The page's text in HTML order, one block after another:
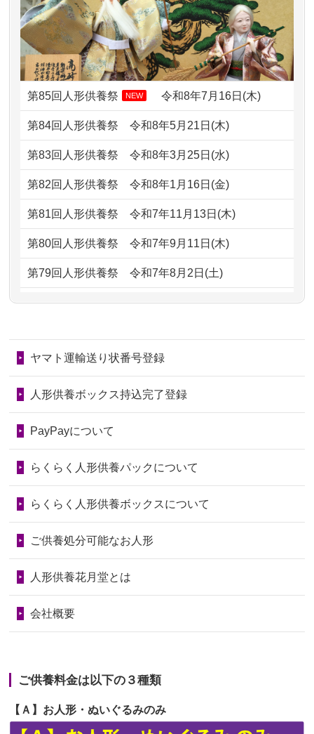
2026/07/08誰も住んでいない実家の片付けを始め
ました。 ...
2026/07/069年間自由が丘店を見守ってくれてあり
がとう。
2026/07/05しっかりとお人形たちの供養をしてい
ただけると...
2026/06/30 長年大事にしてきた雛人形です、供養
していただ...
2026/06/29ガラスケースのまま引き取ってくださ
子どもの頃、妹と一緒にお雛様を出し
ました。お...
ので、お願...
2026/06/28以前和人形やぬいぐるみを供養いただ
いたことが...
の回りの物...
2026/06/28人形たちに これまで本当にありがとう
2026/06/24今は亡き両親が孫（私の子供）の初節
句に贈って...
2026/06/23ありがとうね
の祖父母か...
2026/06/20
雛人形をお道具も含め一式で引き取っ
てくださる...
2024/01/13お雛様のセットを供養・処分したいの
ですが、お雛様とお内裏様だ...
2024/01/13供養申込みの後、供養祭までお人形は
どうなってるのですか？
2024/01/13会社のようですが、きちんと供養して
供養が終わったお人形以外はどうして
るのですか？
しょうか？
2024/01/04ガラスケースは外しても良いですか？
第85回人形供養祭 NEW 令和8年7月16日(木)
第84回人形供養祭令和8年5月21日(木)
第83回人形供養祭令和8年3月25日(水)
第82回人形供養祭令和8年1月16日(金)
第81回人形供養祭令和7年11月13日(木)
第80回人形供養祭令和7年9月11日(木)
第79回人形供養祭令和7年8月2日(土)
第78回人形供養祭令和7年6月20日(金)
第76回人形供養祭令和7年2月28日(金)
第75回人形供養祭令和7年1月17日(金)
第73回人形供養祭令和6年10月17日(木)
第71回人形供養祭令和6年8月1日(木)
第70回人形供養祭令和6年6月21日(金)
第68回人形供養祭令和6年3月22日(金)
第65回人形供養祭令和5年11月09日(木)
第64回人形供養祭令和5年9月21日(木)
ヤマト運輸送り状番号登録
人形供養ボックス持込完了登録
PayPayについて
らくらく人形供養パックについて
らくらく人形供養ボックスについて
ご供養処分可能なお人形
人形供養花月堂とは
会社概要
ご供養料金は以下の３種類
【Ａ】お人形・ぬいぐるみのみ